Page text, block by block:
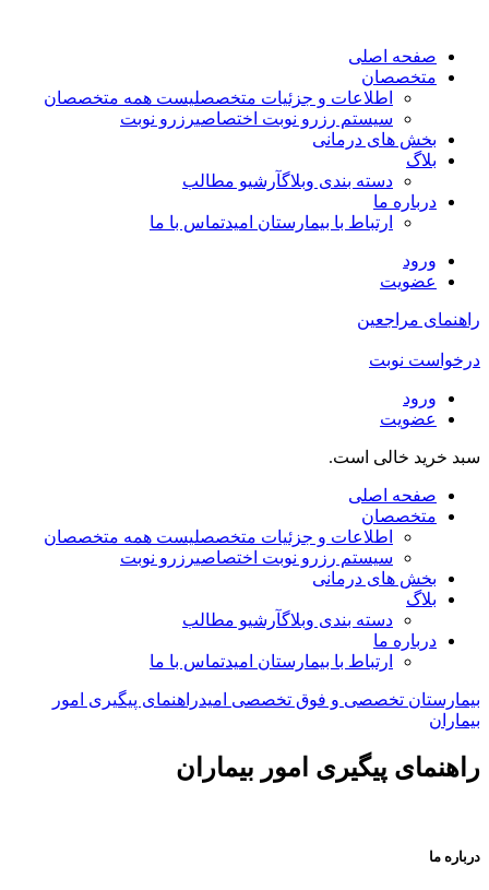
صفحه اصلی
متخصصان
اطلاعات و جزئیات متخصصلیست همه متخصصان
سیستم رزرو نوبت اختصاصیرزرو نوبت
بخش های درمانی
بلاگ
دسته بندی وبلاگآرشیو مطالب
درباره ما
ارتباط با بیمارستان امیدتماس با ما
ورود
عضویت
راهنمای مراجعین
درخواست نوبت
ورود
عضویت
سبد خرید خالی است.
صفحه اصلی
متخصصان
اطلاعات و جزئیات متخصصلیست همه متخصصان
سیستم رزرو نوبت اختصاصیرزرو نوبت
بخش های درمانی
بلاگ
دسته بندی وبلاگآرشیو مطالب
درباره ما
ارتباط با بیمارستان امیدتماس با ما
بیمارستان تخصصی و فوق تخصصی امیدراهنمای پیگیری امور
بیماران
راهنمای پیگیری امور بیماران
درباره ما